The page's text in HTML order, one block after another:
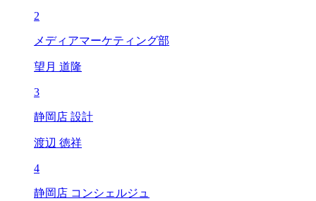
2
メディアマーケティング部
望月 道隆
3
静岡店 設計
渡辺 徳祥
4
静岡店 コンシェルジュ